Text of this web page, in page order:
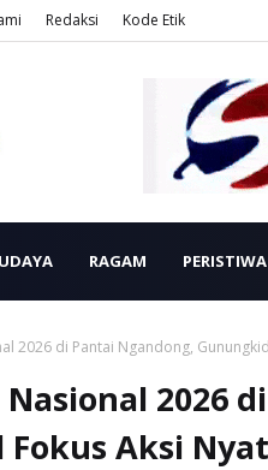
Redaksi Kode Etik
RAGAM PERISTIWA
2026 di Pantai Ngandong,
2026
Aksi